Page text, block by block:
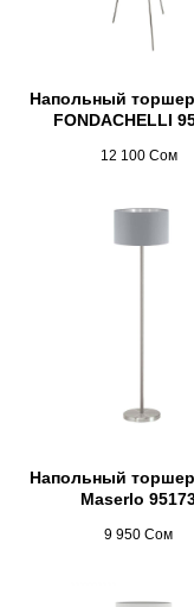
Напольный
FONDACHELLI
12 100 Сом
Напольный
Maserlo
9 950 Сом